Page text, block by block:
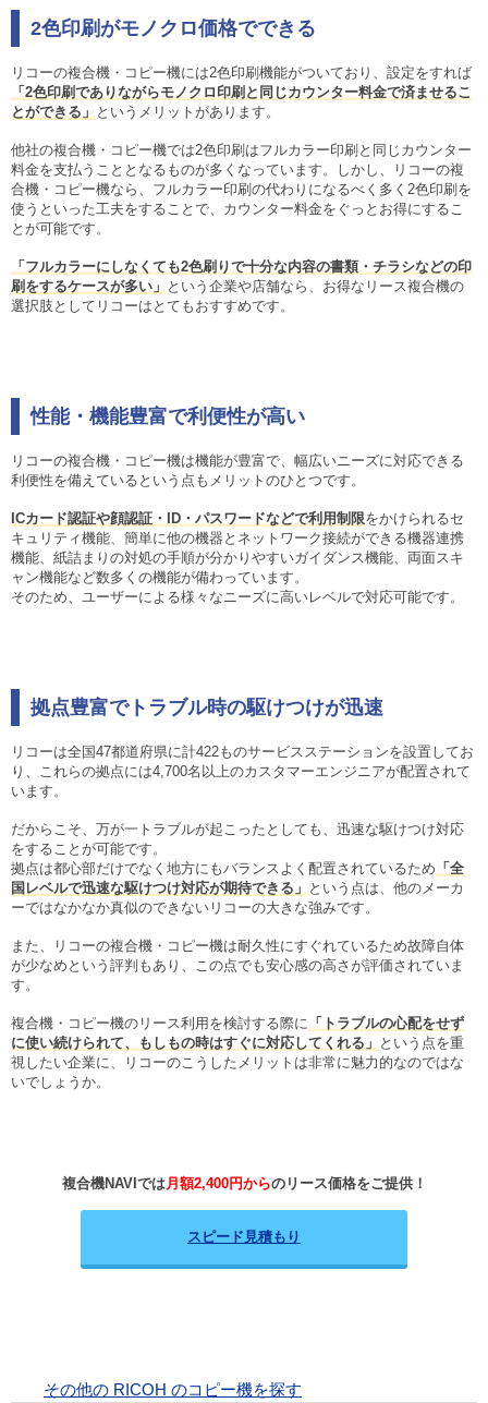
2色印刷がモノクロ価格でできる
リコーの複合機・コピー機には2色印刷機能がついており、設定をすれば
「2色印刷でありながらモノクロ印刷と同じカウンター料金で済ませるこ
とができる」 というメリットがあります。
他社の複合機・コピー機では2色印刷はフルカラー印刷と同じカウンター
料金を支払うこととなるものが多くなっています。しかし、リコーの複
合機・コピー機なら、フルカラー印刷の代わりになるべく多く2色印刷を
使うといった工夫をすることで、カウンター料金をぐっとお得にするこ
とが可能です。
「フルカラーにしなくても2色刷りで十分な内容の書類・チラシなどの印
刷をするケースが多い」 という企業や店舗なら、お得なリース複合機の
選択肢としてリコーはとてもおすすめです。
性能・機能豊富で利便性が高い
リコーの複合機・コピー機は機能が豊富で、幅広いニーズに対応できる
利便性を備えているという点もメリットのひとつです。
ICカード認証や顔認証・ID・パスワードなどで利用制限をかけられるセ
キュリティ機能、簡単に他の機器とネットワーク接続ができる機器連携
機能、紙詰まりの対処の手順が分かりやすいガイダンス機能、両面スキ
ャン機能など数多くの機能が備わっています。
そのため、ユーザーによる様々なニーズに高いレベルで対応可能です。
拠点豊富でトラブル時の駆けつけが迅速
リコーは全国47都道府県に計422ものサービスステーションを設置してお
り、これらの拠点には4,700名以上のカスタマーエンジニアが配置されて
います。
だからこそ、万が一トラブルが起こったとしても、迅速な駆けつけ対応
をすることが可能です。
拠点は都心部だけでなく地方にもバランスよく配置されているため 「全
国レベルで迅速な駆けつけ対応が期待できる」 という点は、他のメーカ
ーではなかなか真似のできないリコーの大きな強みです。
また、リコーの複合機・コピー機は耐久性にすぐれているため故障自体
が少なめという評判もあり、この点でも安心感の高さが評価されていま
す。
複合機・コピー機のリース利用を検討する際に 「トラブルの心配をせず
に使い続けられて、もしもの時はすぐに対応してくれる」 という点を重
視したい企業に、リコーのこうしたメリットは非常に魅力的なのではな
いでしょうか。
複合機NAVIでは月額2,400円からのリース価格をご提供！
スピード見積もり
その他の RICOH のコピー機を探す